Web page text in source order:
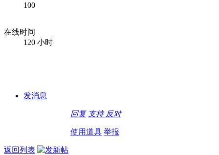
100
在线时间
120 小时
发消息
回复 支持 反对
使用道具 举报
返回列表